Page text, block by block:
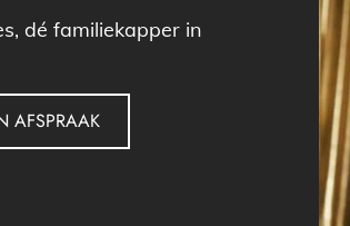
Onnes Coiffures, dé kapperszaak
BOEK NU EEN AFSPRAAK